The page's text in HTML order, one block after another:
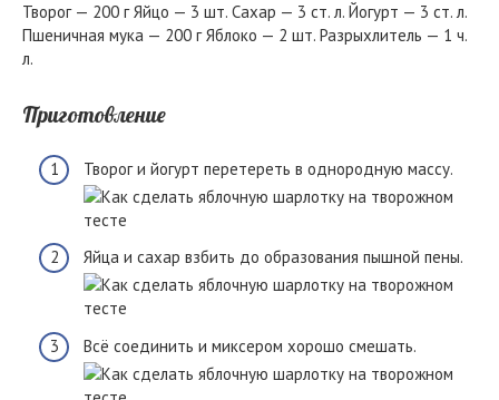
Творог — 200 г Яйцо — 3 шт. Сахар — 3 ст. л. Йогурт — 3 ст. л.
Пшеничная мука — 200 г Яблоко — 2 шт. Разрыхлитель — 1 ч.
л.
Приготовление
Творог и йогурт перетереть в однородную массу.
Яйца и сахар взбить до образования пышной пены.
Всё соединить и миксером хорошо смешать.